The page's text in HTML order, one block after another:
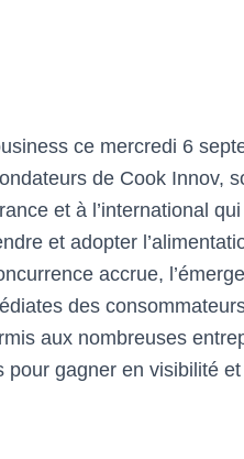
ce mercredi 6
de Cook Innov,
et à l’international
et adopter
accrue,
des
aux nombreuses
gagner en visibilité